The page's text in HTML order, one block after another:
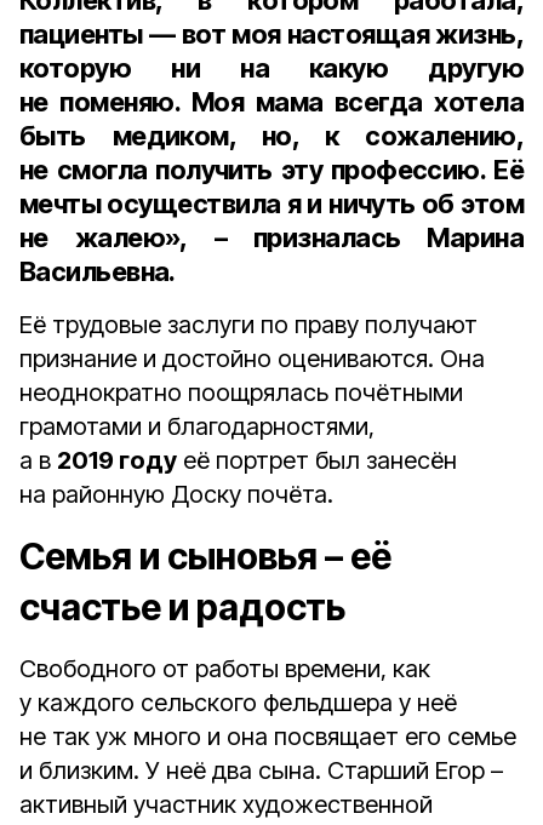
пациенты — вот моя настоящая жизнь,
которую ни на какую другую
не поменяю. Моя мама всегда хотела
быть медиком, но, к сожалению,
не смогла получить эту профессию. Её
мечты осуществила я и ничуть об этом
не жалею», – призналась Марина
Васильевна.
Её трудовые заслуги по праву получают
признание и достойно оцениваются. Она
неоднократно поощрялась почётными
грамотами и благодарностями,
а в 2019 году её портрет был занесён
на районную Доску почёта.
Семья и сыновья – её
счастье и радость
Свободного от работы времени, как
у каждого сельского фельдшера у неё
не так уж много и она посвящает его семье
и близким. У неё два сына. Старший Егор –
активный участник художественной